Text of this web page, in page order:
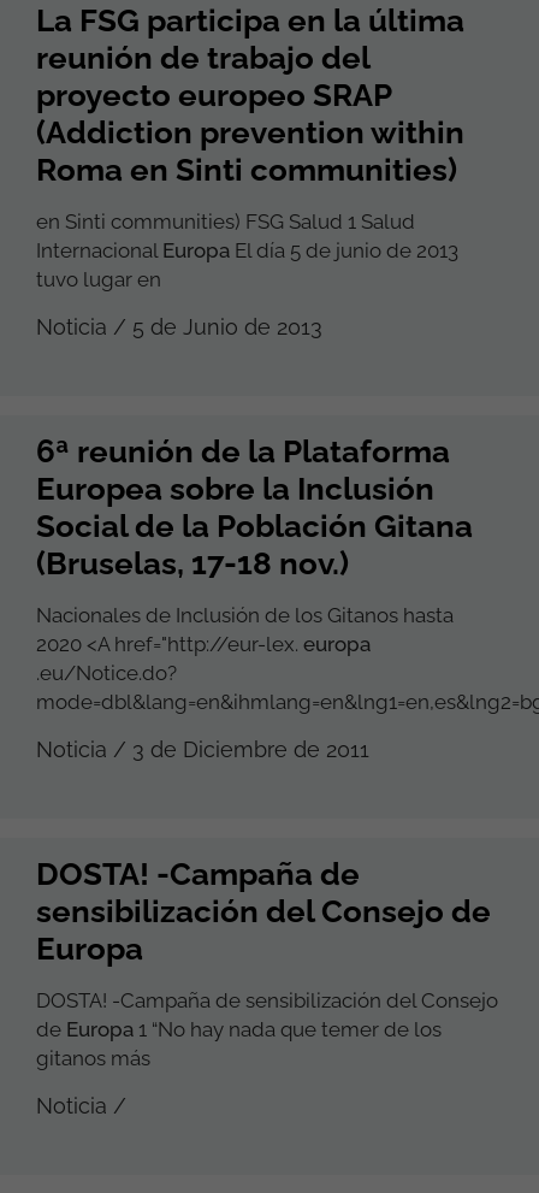
La FSG participa en la última
reunión de trabajo del
proyecto europeo SRAP
(Addiction prevention within
Roma en Sinti communities)
en Sinti communities) FSG Salud 1 Salud
Internacional Europa El día 5 de junio de 2013
tuvo lugar en
Noticia / 5 de Junio de 2013
6ª reunión de la Plataforma
Europea sobre la Inclusión
Social de la Población Gitana
(Bruselas, 17-18 nov.)
Nacionales de Inclusión de los Gitanos hasta
2020 <A href="http://eur-lex. europa
.eu/Notice.do?
Noticia / 3 de Diciembre de 2011
DOSTA! -Campaña de
sensibilización del Consejo de
Europa
DOSTA! -Campaña de sensibilización del Consejo
de Europa 1 “No hay nada que temer de los
gitanos más
Noticia /